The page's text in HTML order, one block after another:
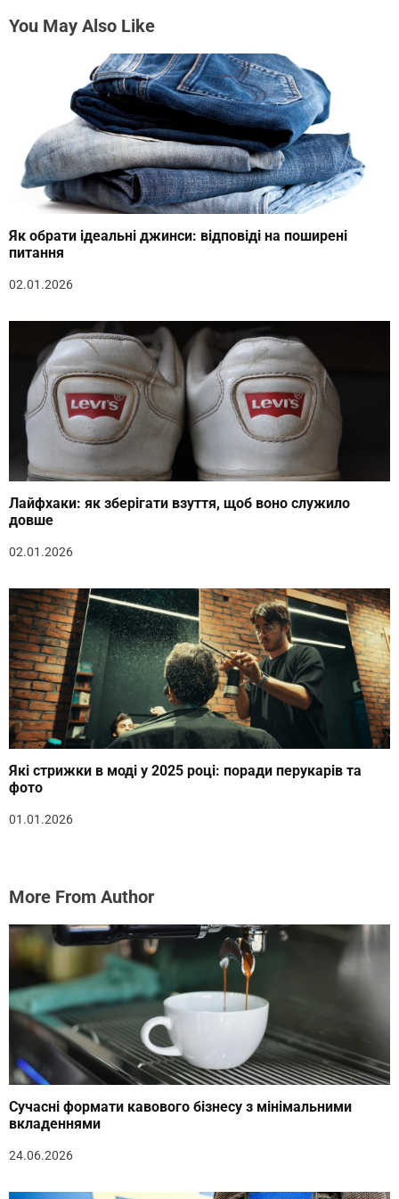
You May Also Like
Як обрати ідеальні джинси: відповіді на поширені
питання
02.01.2026
Лайфхаки: як зберігати взуття, щоб воно служило
довше
02.01.2026
Які стрижки в моді у 2025 році: поради перукарів та
фото
01.01.2026
More From Author
Сучасні формати кавового бізнесу з мінімальними
вкладеннями
24.06.2026